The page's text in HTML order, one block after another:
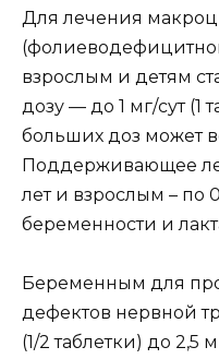
Для лечения
взрослым и детям
дозу — до 1 мг/сут (1
больших доз может
Поддерживающее
лет и взрослым – по
беременности и
Беременным для
дефектов нервной
(1/2 таблетки) до 2,5